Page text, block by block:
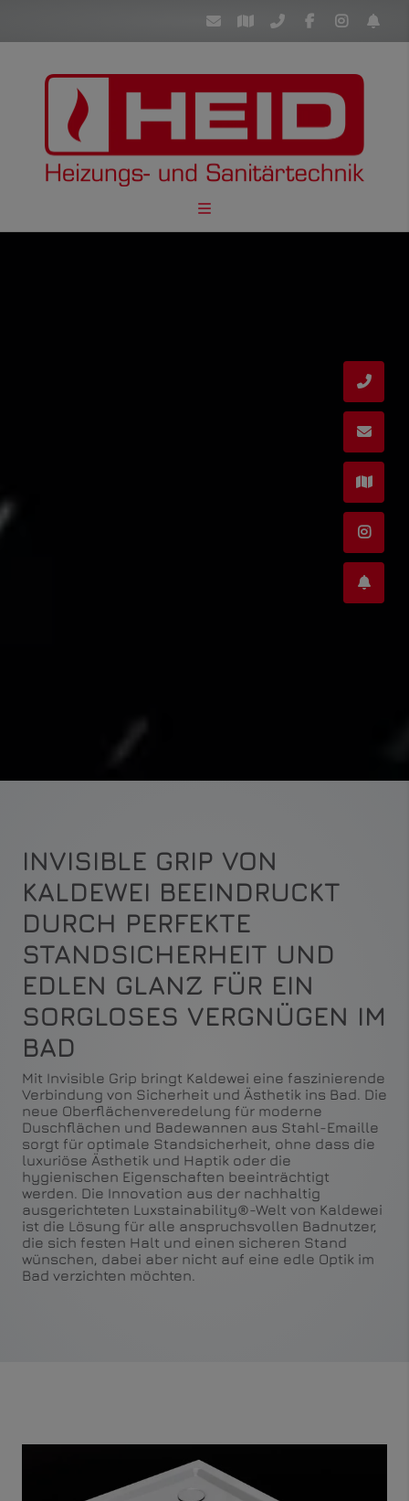
INVISIBLE GRIP VON
KALDEWEI BEEINDRUCKT
DURCH PERFEKTE
STANDSICHERHEIT UND
EDLEN GLANZ FÜR EIN
SORGLOSES VERGNÜGEN IM
BAD
Mit Invisible Grip bringt Kaldewei eine faszinierende
Verbindung von Sicherheit und Ästhetik ins Bad. Die
neue Oberflächenveredelung für moderne
Duschflächen und Badewannen aus Stahl-Emaille
sorgt für optimale Standsicherheit, ohne dass die
luxuriöse Ästhetik und Haptik oder die
hygienischen Eigenschaften beeinträchtigt
werden. Die Innovation aus der nachhaltig
ausgerichteten Luxstainability®-Welt von Kaldewei
ist die Lösung für alle anspruchsvollen Badnutzer,
die sich festen Halt und einen sicheren Stand
wünschen, dabei aber nicht auf eine edle Optik im
Bad verzichten möchten.